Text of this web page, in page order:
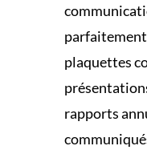
plaquettes
rapports